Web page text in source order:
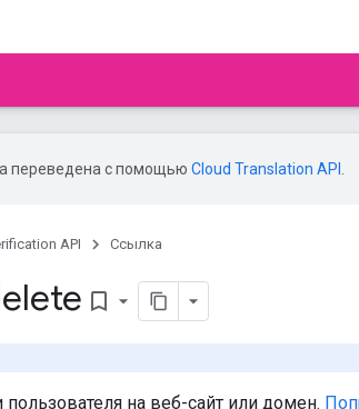
переведена с помощью Cloud Translation API
API Ссылка
bookmark_border
на веб-сайт или домен.